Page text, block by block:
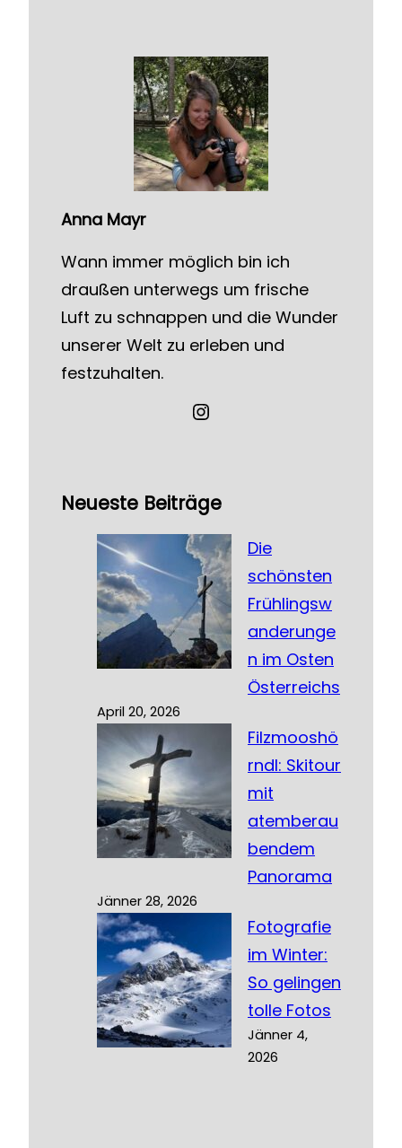
Anna Mayr
Wann immer möglich bin ich
draußen unterwegs um frische
Luft zu schnappen und die Wunder
unserer Welt zu erleben und
festzuhalten.
Instagram
Neueste Beiträge
Die
schönsten
Frühlingsw
anderunge
n im Osten
Österreichs
April 20, 2026
Filzmooshö
rndl: Skitour
mit
atemberau
bendem
Panorama
Jänner 28, 2026
Fotografie
im Winter:
So gelingen
tolle Fotos
Jänner 4,
2026